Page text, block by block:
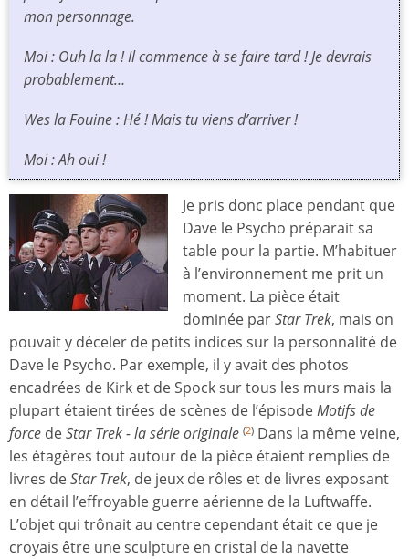
mon personnage.
Moi : Ouh la la ! Il commence à se faire tard ! Je devrais
probablement…
Wes la Fouine : Hé ! Mais tu viens d’arriver !
Moi : Ah oui !
Je pris donc place pendant que
Dave le Psycho préparait sa
table pour la partie. M’habituer
à l’environnement me prit un
moment. La pièce était
dominée parStar Trek, mais on
pouvait y déceler de petits indices sur la personnalité de
Dave le Psycho. Par exemple, il y avait des photos
encadrées de Kirk et de Spock sur tous les murs mais la
plupart étaient tirées de scènes de l’épisodeMotifs de
force deStar Trek - la série originale (2) Dans la même veine,
les étagères tout autour de la pièce étaient remplies de
livres deStar Trek, de jeux de rôles et de livres exposant
en détail l’effroyable guerre aérienne de la Luftwaffe.
L’objet qui trônait au centre cependant était ce que je
croyais être une sculpture en cristal de la navette